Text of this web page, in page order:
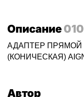
Описание
АДАПТЕР ПРЯМОЙ
(КОНИЧЕСКАЯ)
Автор